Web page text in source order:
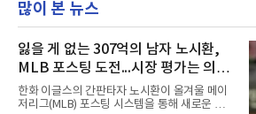
많이 본 뉴스
잃을 게 없는 307억의 남자 노시환,
MLB 포스팅 도전...시장 평가는 의외
일 수 있어
한화 이글스의 간판타자 노시환이 올겨울 메이
저리그(MLB) 포스팅 시스템을 통해 새로운 도전